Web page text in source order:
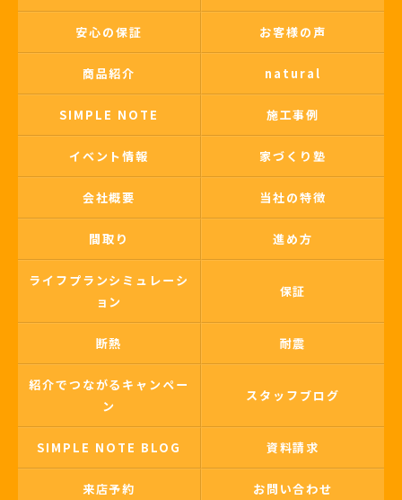
安心の保証 お客様の声
商品紹介 natural
SIMPLE NOTE 施工事例
イベント情報 家づくり塾
会社概要 当社の特徴
間取り 進め方
ライフプランシミュレーシ
ョン
保証
断熱 耐震
紹介でつながるキャンペー
ン
スタッフブログ
SIMPLE NOTE BLOG 資料請求
来店予約 お問い合わせ